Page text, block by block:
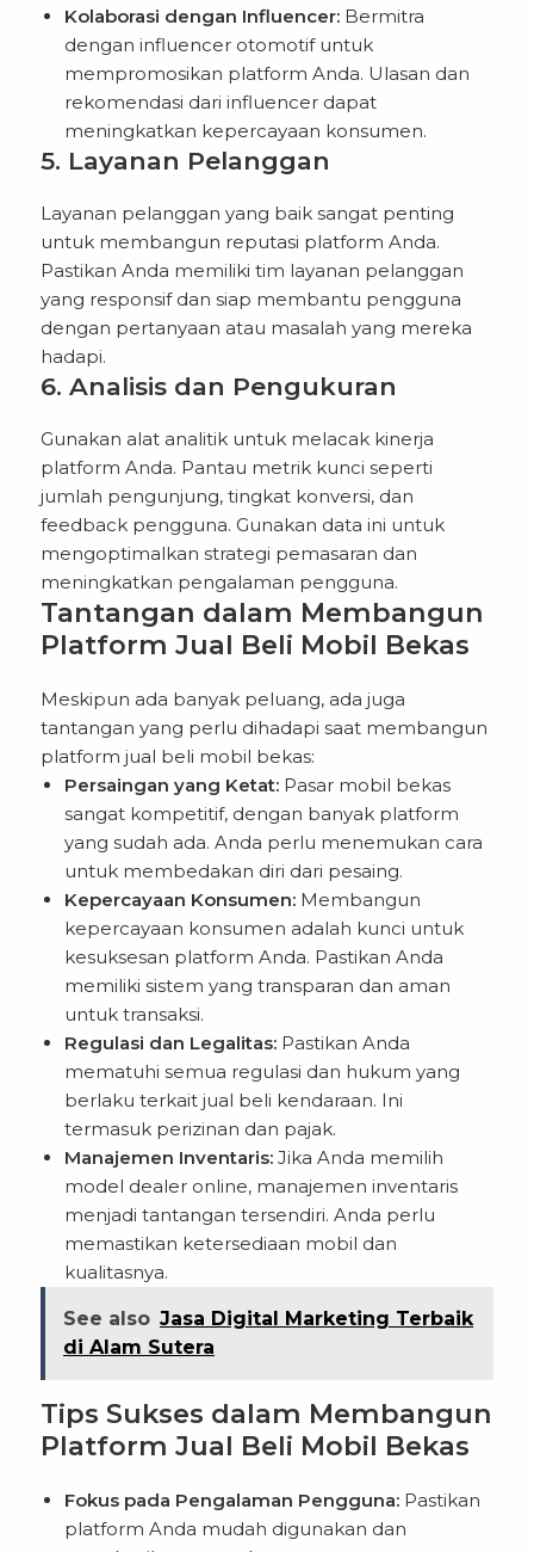
Kolaborasi dengan Influencer: Bermitra
dengan influencer otomotif untuk
mempromosikan platform Anda. Ulasan dan
rekomendasi dari influencer dapat
meningkatkan kepercayaan konsumen.
5. Layanan Pelanggan
Layanan pelanggan yang baik sangat penting
untuk membangun reputasi platform Anda.
Pastikan Anda memiliki tim layanan pelanggan
yang responsif dan siap membantu pengguna
dengan pertanyaan atau masalah yang mereka
hadapi.
6. Analisis dan Pengukuran
Gunakan alat analitik untuk melacak kinerja
platform Anda. Pantau metrik kunci seperti
jumlah pengunjung, tingkat konversi, dan
feedback pengguna. Gunakan data ini untuk
mengoptimalkan strategi pemasaran dan
meningkatkan pengalaman pengguna.
Tantangan dalam Membangun
Platform Jual Beli Mobil Bekas
Meskipun ada banyak peluang, ada juga
tantangan yang perlu dihadapi saat membangun
platform jual beli mobil bekas:
Persaingan yang Ketat: Pasar mobil bekas
sangat kompetitif, dengan banyak platform
yang sudah ada. Anda perlu menemukan cara
untuk membedakan diri dari pesaing.
Kepercayaan Konsumen: Membangun
kepercayaan konsumen adalah kunci untuk
kesuksesan platform Anda. Pastikan Anda
memiliki sistem yang transparan dan aman
untuk transaksi.
Regulasi dan Legalitas: Pastikan Anda
mematuhi semua regulasi dan hukum yang
berlaku terkait jual beli kendaraan. Ini
termasuk perizinan dan pajak.
Manajemen Inventaris: Jika Anda memilih
model dealer online, manajemen inventaris
menjadi tantangan tersendiri. Anda perlu
memastikan ketersediaan mobil dan
kualitasnya.
See also Jasa Digital Marketing Terbaik
di Alam Sutera
Tips Sukses dalam Membangun
Platform Jual Beli Mobil Bekas
Fokus pada Pengalaman Pengguna: Pastikan
platform Anda mudah digunakan dan